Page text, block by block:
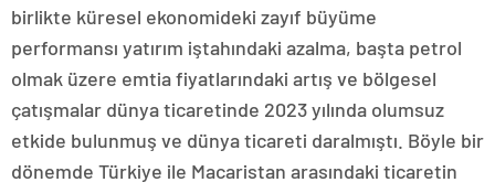
birlikte küresel ekonomideki zayıf büyüme
performansı yatırım iştahındaki azalma, başta petrol
olmak üzere emtia fiyatlarındaki artış ve bölgesel
çatışmalar dünya ticaretinde 2023 yılında olumsuz
etkide bulunmuş ve dünya ticareti daralmıştı. Böyle bir
dönemde Türkiye ile Macaristan arasındaki ticaretin